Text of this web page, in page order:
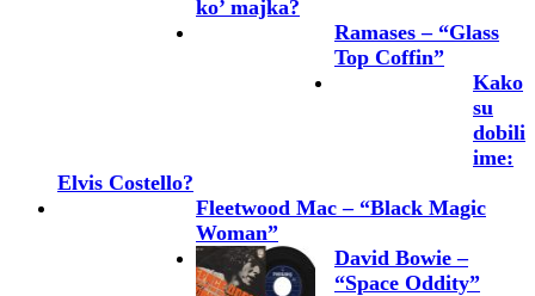
ko’ majka?
Ramases – “Glass
Top Coffin”
Kako
su
dobili
ime:
Elvis Costello?
Fleetwood Mac – “Black Magic
Woman”
David Bowie –
“Space Oddity”